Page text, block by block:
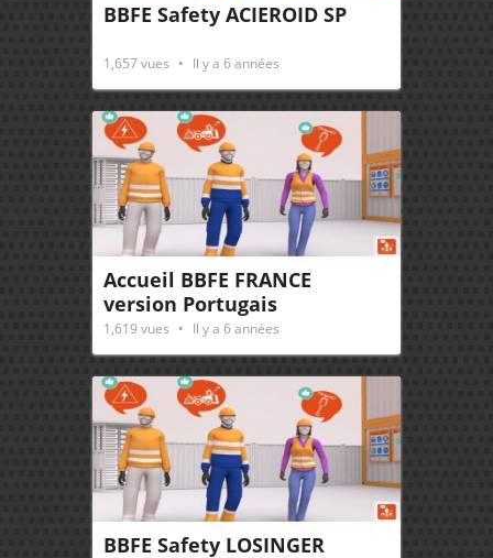
BBFE Safety ACIEROID SP
1,657vues Il y a 6 années
Accueil BBFE FRANCE
version Portugais
1,619 vues Il y a 6 années
BBFE Safety LOSINGER